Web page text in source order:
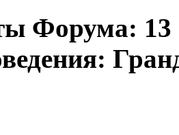
Форума: 13